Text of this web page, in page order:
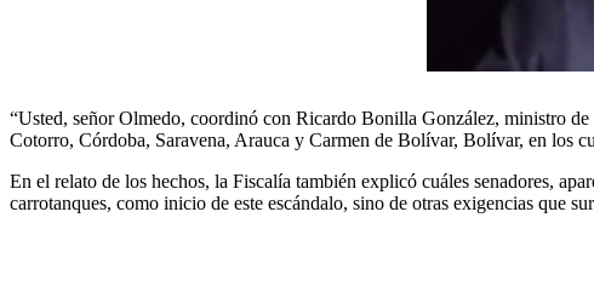
“Usted, señor Olmedo, coordinó con Ricardo Bonilla González, ministro
Cotorro, Córdoba, Saravena, Arauca y Carmen de Bolívar, Bolívar, en los
En el relato de los hechos, la Fiscalía también explicó cuáles senadores,
carrotanques, como inicio de este escándalo, sino de otras exigencias que